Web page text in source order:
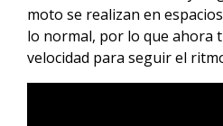
moto se realizan en
lo normal, por lo que ahora
velocidad para seguir el